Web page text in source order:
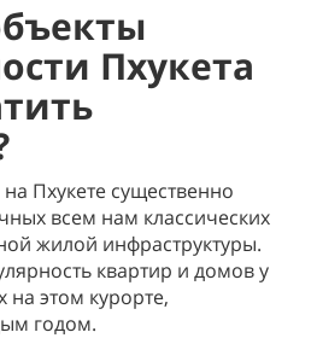
Пхукета
Пхукете существенно
всем нам классических
жилой инфраструктуры.
квартир и домов у
этом курорте,
годом.